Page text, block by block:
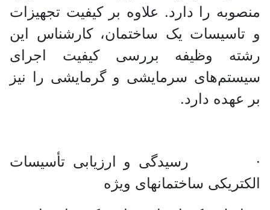
منصوبه را دارد. علاوه بر کیفیت تجهیزات
و تاسیسات یک ساختمان، کارشناس این
رشته وظیفه بررسی کیفیت اجرای
سیستم‌های سرمایشی و گرمایشی را نیز
بر عهده دارد.
· رسیدگی و ارزیابی تأسیسات
الکتریکی ساختمانهای ویژه